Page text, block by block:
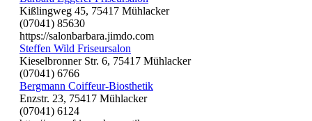
Kißlingweg 45, 75417 Mühlacker
(07041) 85630
https://salonbarbara.jimdo.com
Steffen Wild Friseursalon
Kieselbronner Str. 6, 75417 Mühlacker
(07041) 6766
Bergmann Coiffeur-Biosthetik
Enzstr. 23, 75417 Mühlacker
(07041) 6124